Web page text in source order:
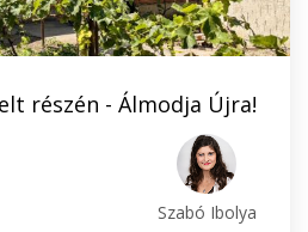
részén - Álmodja Újra!
Szabó Ibolya